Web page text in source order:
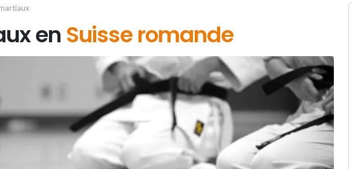
en Suisse romande